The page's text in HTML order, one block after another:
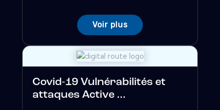
Voir plus
Covid-19 Vulnérabilités et
attaques Active ...